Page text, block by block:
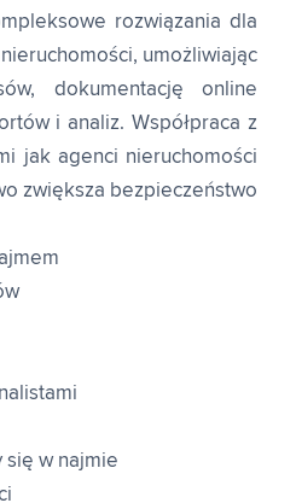
rozwiązania dla
umożliwiając
dokumentację online
i analiz. Współpraca z
jak agenci nieruchomości
zwiększa bezpieczeństwo
się w najmie